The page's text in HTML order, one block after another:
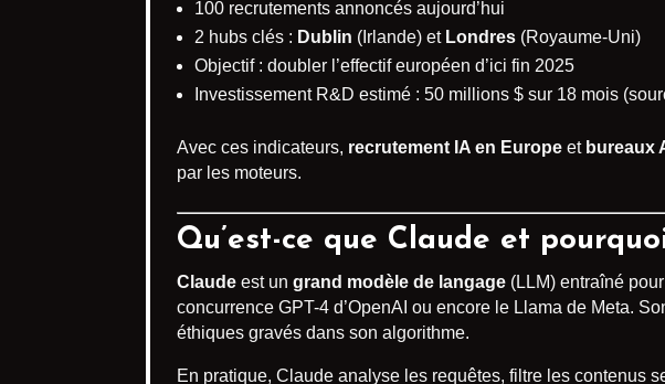
100 recrutements annoncés aujourd’hui
2 hubs clés : Dublin (Irlande) et Londres (Royaume-Uni)
Objectif : doubler l’effectif européen d’ici fin 2025
Investissement R&D estimé : 50 millions $ sur 18 mois
Avec ces indicateurs, recrutement IA en Europe et bureaux
par les moteurs.
Qu’est-ce que Claude et
Claude est un grand modèle de langage (LLM) entraîné
concurrence GPT-4 d’OpenAI ou encore le Llama de Meta.
éthiques gravés dans son algorithme.
En pratique, Claude analyse les requêtes, filtre les contenus